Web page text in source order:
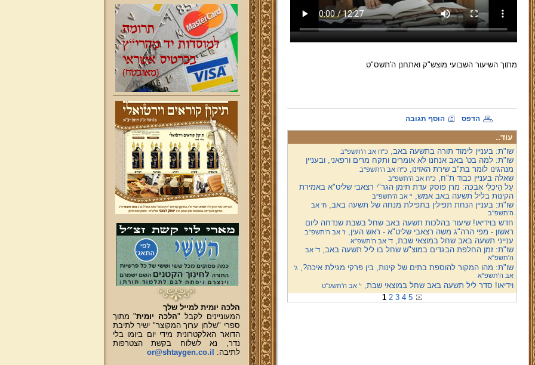
מתוך השיעור השבועי מוצש"ק ואתחנן ה'תשס"ט
הדפס הוסף תגובה
עוד..
שו"ת: בעניין לימוד תורה בתשעה באב,כ"ח אב ה'תשפ''ב
שו"ת: למה בט' באב אנחנו לא אומרים ותקח מרים ורפאני, ובעניין
מנהגינו לומר בת"ב שירת האזינו,כ"ח אב ה'תשפ''ב
שאלה בעניין כבוד ת"ח,כ"ח אב ה'תשפ''ב
עַל הֵיכָלִי אֶבְכֶּה: מרן פוסק עדת תימן הגר"י רצאבי שליט"א באמירת
הקינות בליל תשעה באב אמש, י' אב ה'תשפ''ב
שו"ת: בעניין הנחת תפילין בתפילת מנחה של תשעה באב,ח' אב
ה'תשפ''ב
חדש בוידיאו! שיעור בהלכות תשעה באב שחל בשבת שנדחה ליום
ראשון - מפי הרה"ג משה רצאבי שליט"א - ראש העין,ז' אב ה'תשפ''ב
ענייני תשעה באב שחל במוצאי שבת,ד' אב ה'תשפ''א
שו"ת: זמן החלפת הבגדים במוצ"ש שחל בו ליל תשעה באב,ד' אב
ה'תשפ''א
שו"ת: מהו המקור להוספת בתים של קינות, בין פרקי מגילת איכה?,ג'
אב ה'תשפ''א
וידיאו! סדר ליל תשעה באב שחל במוצאי שבת, י' אב ה'תשע''ט
1 2 3 4 5
הלכה יומית למייל שלך
המעוניינים לקבל "הלכה יומית" מתוך
ספרי "שלחן ערוך המקוצר" ישיר לתיבת
הדואר האלקטרונית מידי יום ביומו בלי
נדר, נא לשלוח בקשת הצטרפות
לתיבה:
or@shtaygen.co.il